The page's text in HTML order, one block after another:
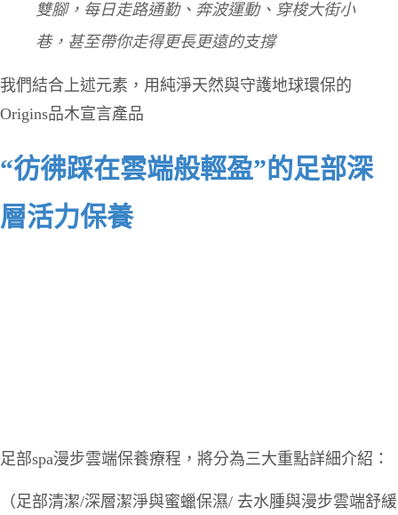
雙腳，每日走路通勤、奔波運動、穿梭大街小
巷，甚至帶你走得更長更遠的支撐
我們結合上述元素，用純淨天然與守護地球環保的
Origins品木宣言產品
“彷彿踩在雲端般輕盈”的足部深
層活力保養
足部spa漫步雲端保養療程，將分為三大重點詳細介紹：
（足部清潔/深層潔淨與蜜蠟保濕/ 去水腫與漫步雲端舒緩